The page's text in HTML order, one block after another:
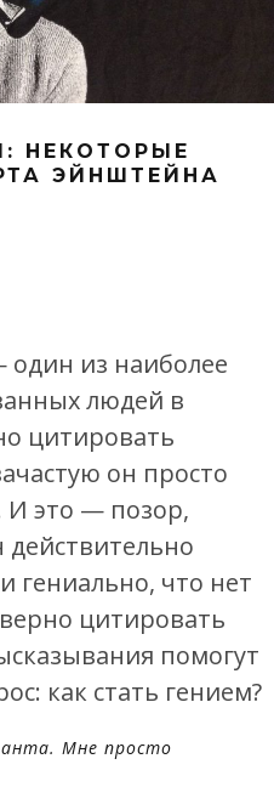
НЕКОТОРЫЕ
ЭЙНШТЕЙНА
из наиболее
людей в
цитировать
он просто
И это — позор,
действительно
гениально, что нет
цитировать
помогут
как стать гением?
Мне просто